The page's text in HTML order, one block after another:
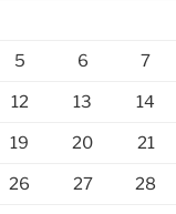
5 6 7
12 13 14
19 20 21
26 27 28